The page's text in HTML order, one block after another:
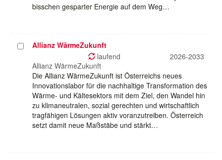
bisschen gesparter Energie auf dem Weg…
ProjektAllianz WärmeZukunft
laufend
2026-2033
Allianz WärmeZukunft
Die Allianz WärmeZukunft ist Österreichs neues
Innovationslabor für die nachhaltige Transformation des
Wärme- und Kältesektors mit dem Ziel, den Wandel hin
zu klimaneutralen, sozial gerechten und wirtschaftlich
tragfähigen Lösungen aktiv voranzutreiben. Österreich
setzt damit neue Maßstäbe und stärkt…